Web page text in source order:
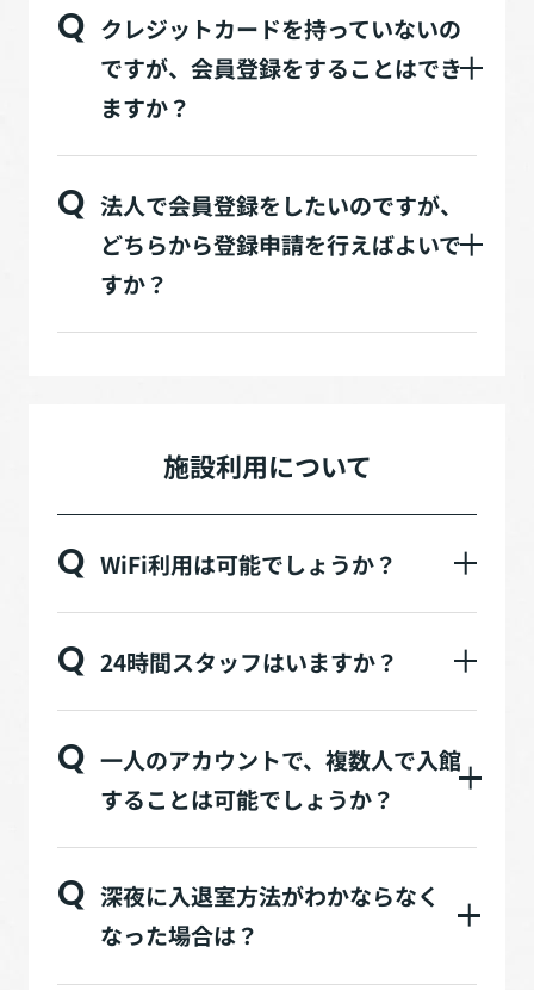
Q クレジットカードを持っていないの
ですが、会員登録をすることはでき
ますか？
Q 法人で会員登録をしたいのですが、
どちらから登録申請を行えばよいで
すか？
施設利用について
Q WiFi利用は可能でしょうか？
Q 24時間スタッフはいますか？
Q 一人のアカウントで、複数人で入館
することは可能でしょうか？
Q 深夜に入退室方法がわかならなく
なった場合は？